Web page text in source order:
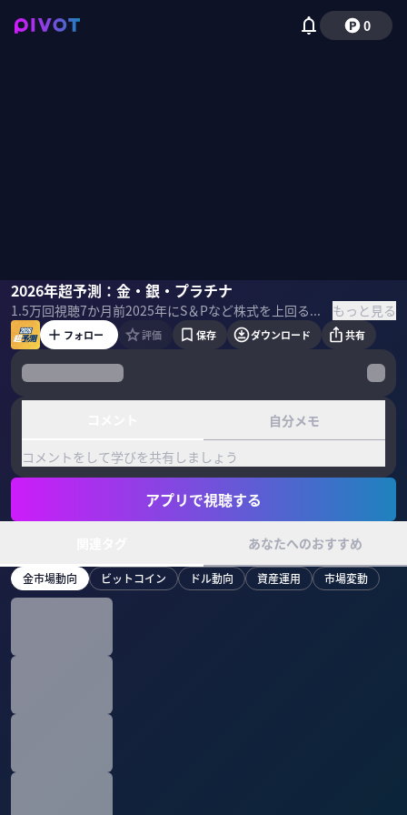
0
2026年超予測：金・銀・プラチナ
1.5万回視聴7か月前 2025年にS＆Pなど株式を上回る高騰を見せた貴金属。その勢いは2026年も続くのか？貴金属スペシャリストの池水雄一氏に予測してもらった。 ーーーーーーーーーーーーー 本動画収録後の2026年1月5日、トランプ政権のベネズエラ攻撃による貴金属相場への影響について池水雄一氏聞いた。 ＜池水雄一氏の回答＞ 週末でもあったので、今回の事件に反応して短期的に大きく買われるというものではありません。ただ、長期的には米国の行動は世界情勢の不安定化を促進するのは間違いなく、ゴールドをはじめとした貴金属にとっては圧倒的に強材料です。 ーーーーーーーーーーーーー ▼プロフィール 池水雄一｜貴金属スペシャリスト 1986年上智大卒後、住友商事、クレディ・スイス銀行を経て三井物産で貴金属チームリーダー。2009年スタンダードバンク東京支店長に就任。19年より日本貴金属マーケット協会代表理事を務める。一貫して貴金属ディーリングに従事。「ブルース」の名で世界のディーラーに知れ渡る、マーケットの第一人者である。 ＜目次＞ もっと見る
池水雄一佐々木紀彦
フォロー 評価 保存 ダウンロード 共有
自分メモ
コメントをして学びを共有しましょう
アプリで視聴する
あなたへのおすすめ
金市場動向 ビットコイン ドル動向 資産運用 市場変動